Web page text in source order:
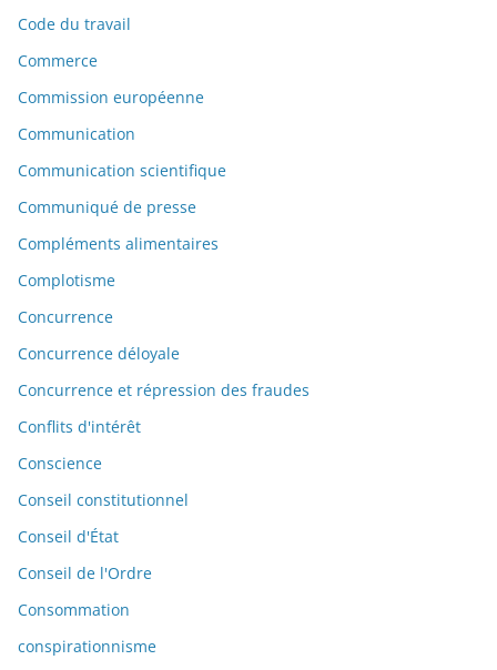
Code du travail
Commerce
Commission européenne
Communication
Communication scientifique
Communiqué de presse
Compléments alimentaires
Complotisme
Concurrence
Concurrence déloyale
Concurrence et répression des fraudes
Conflits d'intérêt
Conscience
Conseil constitutionnel
Conseil d'État
Conseil de l'Ordre
Consommation
conspirationnisme